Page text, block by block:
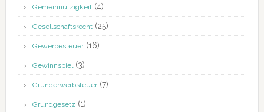
Gemeinnützigkeit(4)
Gesellschaftsrecht(25)
Gewerbesteuer(16)
Gewinnspiel(3)
Grunderwerbsteuer(7)
Grundgesetz (1)